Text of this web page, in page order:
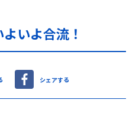
いよ合流！
シェアする